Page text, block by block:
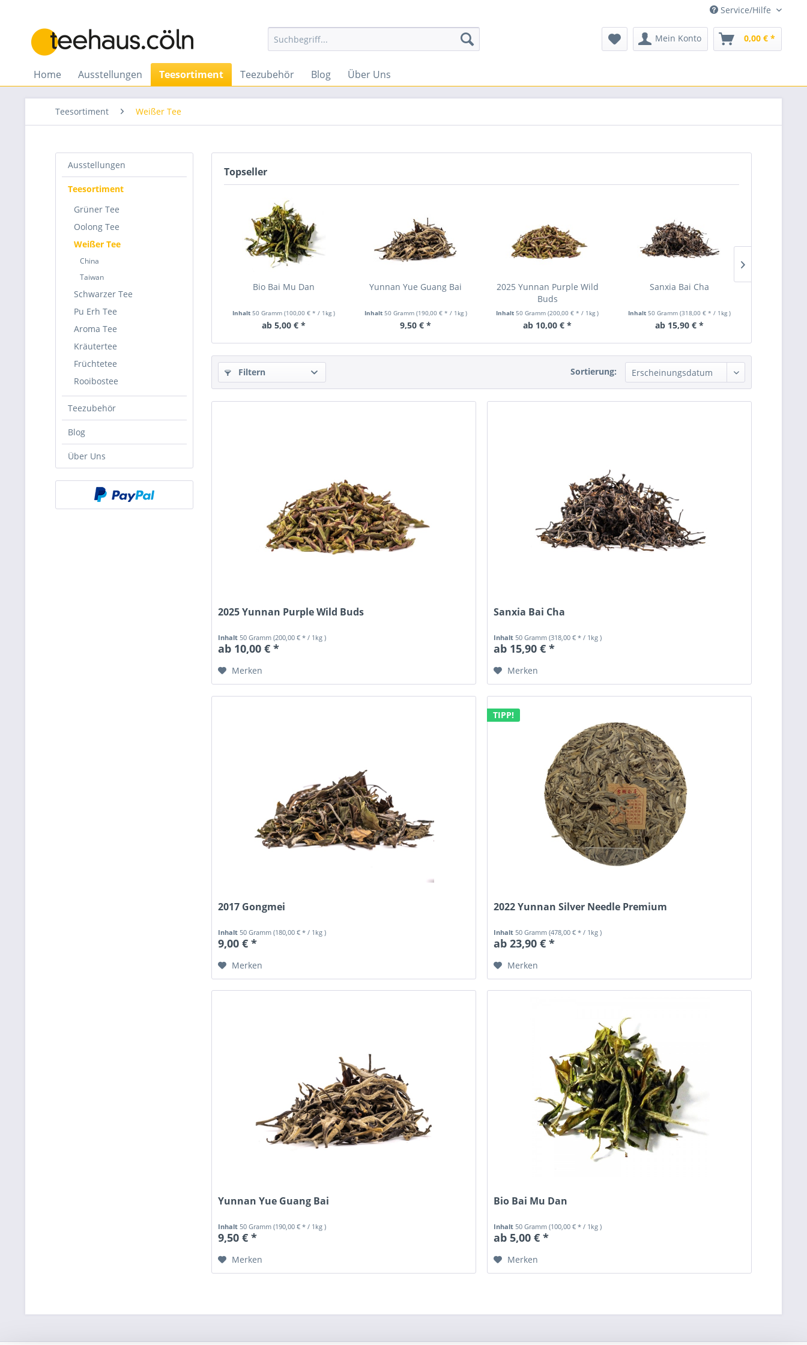
Service/Hilfe
Mein Konto 0,00 € *
Home Ausstellungen Teesortiment Teezubehör Blog Über Uns
Teesortiment Weißer Tee
Ausstellungen
Teesortiment
Grüner Tee
Oolong Tee
Weißer Tee
China
Taiwan
Schwarzer Tee
Pu Erh Tee
Aroma Tee
Kräutertee
Früchtetee
Rooibostee
Teezubehör
Blog
Über Uns
Topseller
Bio Bai Mu Dan
Inhalt50 Gramm(100,00 € * / 1kg)
ab 5,00 € *
Yunnan Yue Guang Bai
Inhalt 50 Gramm (190,00 € * / 1kg )
9,50 € *
2025 Yunnan Purple Wild
Buds
Inhalt50 Gramm(200,00 € * / 1kg)
ab 10,00 € *
Sanxia Bai Cha
Inhalt 50 Gramm (318,00 € * / 1kg )
ab 15,90 € *
Filtern Sortierung:
2025 Yunnan Purple Wild Buds
Inhalt50 Gramm(200,00 € * / 1kg )
ab 10,00 € *
Merken
Sanxia Bai Cha
Inhalt50 Gramm(318,00 € * / 1kg )
ab 15,90 € *
Merken
2017 Gongmei
Inhalt 50 Gramm(180,00 € * / 1kg )
9,00 € *
Merken
TIPP!
2022 Yunnan Silver Needle Premium
Inhalt 50 Gramm(478,00 € * / 1kg )
ab 23,90 € *
Merken
Yunnan Yue Guang Bai
Inhalt50 Gramm(190,00 € * / 1kg )
9,50 € *
Merken
Bio Bai Mu Dan
Inhalt50 Gramm(100,00 € * / 1kg )
ab 5,00 € *
Merken